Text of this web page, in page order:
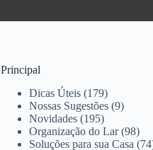
Principal
Dicas Úteis (179)
Nossas Sugestões (9)
Novidades (195)
Organização do Lar(98)
Soluções para sua Casa